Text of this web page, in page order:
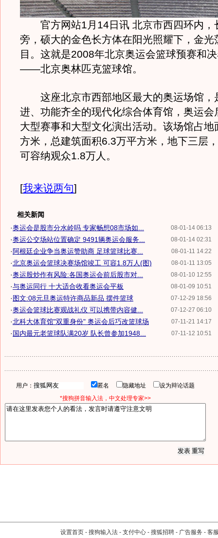
官方网站1月14日讯 北京市西四环内，
旁，硕大的金色长方体在阳光照耀下，金光
目。这就是2008年北京奥运会篮球预赛和
——北京奥林匹克篮球馆。
这座北京市西部地区最大的奥运场馆，
进、功能齐全的现代化综合体育馆，奥运会
大型赛事和大型文化演出活动。该场馆占
方米，总建筑面积6.3万平方米，地下三层
可容纳观众1.8万人。
[我来说两句]
相关新闻
08-01-14 06:13
·奥运会是股市分水岭吗 专家畅想08市场如...
08-01-14 02:31
·奥运公交场站位置确定 9491辆奥运会服务...
08-01-11 14:22
· 阿根廷企业争当奥运赞助商 足球篮球比赛...
08-01-11 13:05
·北京奥运会篮球决赛场馆竣工 可容1.8万人(图)
08-01-10 12:55
·奥运股炒作有风险:各国奥运会前后股市对...
08-01-09 10:51
·与奥运同行 十大适合收看奥运会平板
07-12-29 18:56
·图文:08元旦奥运特许商品新品 摆件篮球
07-12-27 06:10
·奥运会篮球比赛观战礼仪 可以携带内容健...
07-11-21 14:17
·北科大体育馆"双重身份" 奥运会后巧改篮球场
07-11-12 10:51
·国内最元老篮球队满20岁 队长曾参加1948...
用户： 匿名 隐藏地址
设为辩论话题
*搜狗拼音输入法，中文处理专家>>
设置首页 - 搜狗输入法 - 支付中心 - 搜狐招聘 - 广告服务 - 客